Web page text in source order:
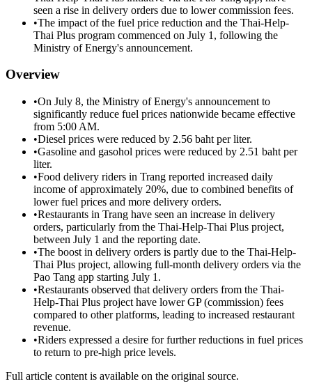
seen a rise in delivery orders due to lower commission fees.
•The impact of the fuel price reduction and the Thai-Help-
Thai Plus program commenced on July 1, following the
Ministry of Energy's announcement.
Overview
•On July 8, the Ministry of Energy's announcement to
significantly reduce fuel prices nationwide became effective
from 5:00 AM.
•Diesel prices were reduced by 2.56 baht per liter.
•Gasoline and gasohol prices were reduced by 2.51 baht per
liter.
•Food delivery riders in Trang reported increased daily
income of approximately 20%, due to combined benefits of
lower fuel prices and more delivery orders.
•Restaurants in Trang have seen an increase in delivery
orders, particularly from the Thai-Help-Thai Plus project,
between July 1 and the reporting date.
•The boost in delivery orders is partly due to the Thai-Help-
Thai Plus project, allowing full-month delivery orders via the
Pao Tang app starting July 1.
•Restaurants observed that delivery orders from the Thai-
Help-Thai Plus project have lower GP (commission) fees
compared to other platforms, leading to increased restaurant
revenue.
•Riders expressed a desire for further reductions in fuel prices
to return to pre-high price levels.
Full article content is available on the original source.